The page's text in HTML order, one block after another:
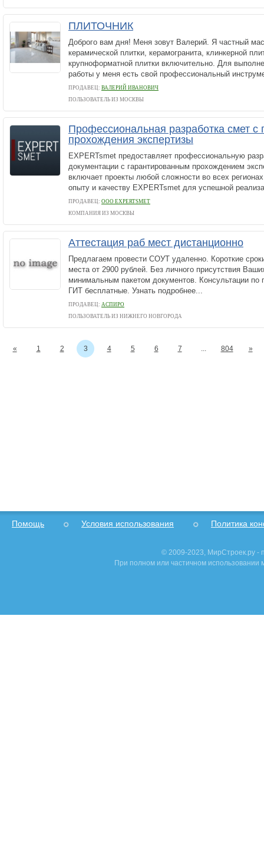
ПЛИТОЧНИК
Доброго вам дня! Меня зовут Валерий. Я частный
керамической плитки, керамогранита, клинкерной
крупноформатной плитки включительно. Для
работы у меня есть свой профессиональный
ПРОДАВЕЦ: ВАЛЕРИЙ ИВАНОВИЧ
ПОЛЬЗОВАТЕЛЬ ИЗ МОСКВЫ
Профессиональная разработка смет с
прохождения экспертизы
EXPERTsmet предоставляет профессиональную
документации с гарантированным прохождением
включает проекты любой сложности во всех
опыту и качеству EXPERTsmet для успешной
ПРОДАВЕЦ: ООО EXPERTSMET
КОМПАНИЯ ИЗ МОСКВЫ
Аттестация раб мест дистанционно
Предлагаем провести СОУТ удаленно. Короткие
места от 2900 рублей. Без личного присутствия
минимальным пакетом документов. Консультации по
ГИТ бесплатные. Узнать подробнее...
ПРОДАВЕЦ: АСПИРО
ПОЛЬЗОВАТЕЛЬ ИЗ НИЖНЕГО НОВГОРОДА
« 1 2 3 4 5 6 7 ... 804 »
Помощь Условия использования Политика
© 2009-2023, МирСтроек.ру -
При полном или частичном использовании